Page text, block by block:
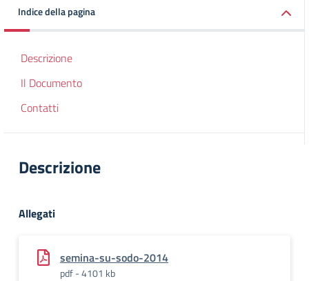
Indice della pagina
Descrizione
Il Documento
Contatti
Descrizione
Allegati
semina-su-sodo-2014
pdf - 4101 kb